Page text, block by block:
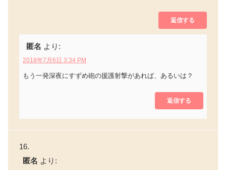
返信する
匿名 より:
2018年7月6日 3:34 PM
もう一発深夜にすずめ砲の援護射撃があれば、あるいは？
返信する
匿名 より: